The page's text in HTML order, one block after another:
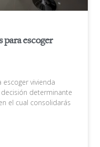
escoger
vivienda
decisión determinante
el cual consolidarás